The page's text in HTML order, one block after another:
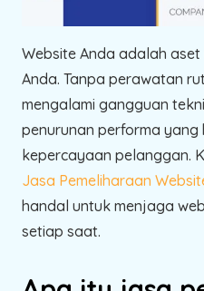
Website Anda adalah
Anda. Tanpa perawatan
mengalami gangguan
penurunan performa
kepercayaan pelanggan.
Jasa Pemeliharaan
handal untuk menjaga
setiap saat.